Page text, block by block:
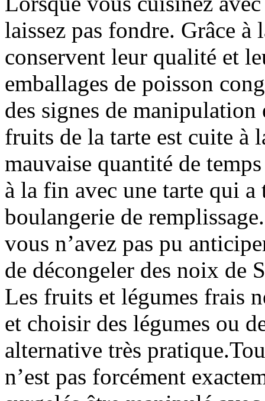
laissez pas fondre. Grâce
conservent leur qualité et
emballages de poisson
des signes de
fruits de la tarte est cuite à
mauvaise quantité de
à la fin avec une tarte qui
boulangerie de
vous n’avez pas pu
de décongeler des noix de
Les fruits et légumes frais
et choisir des légumes ou
alternative très
n’est pas forcément